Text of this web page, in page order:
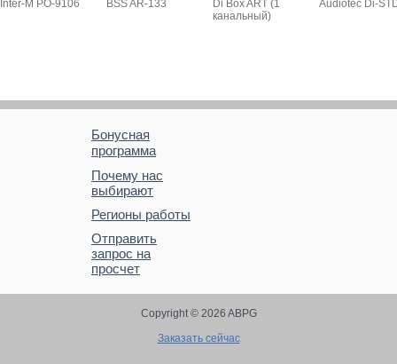
Inter-M PO-9106 BSS AR-133
Di Box ART (1
канальный)
Audiotec Di-
Бонусная
программа
Почему нас
выбирают
Регионы работы
Отправить
запрос на
просчет
Copyright © 2026 ABPG
Заказать сейчас